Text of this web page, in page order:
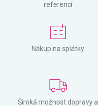
referencí
Nákup na splátky
Široká možnost dopravy a